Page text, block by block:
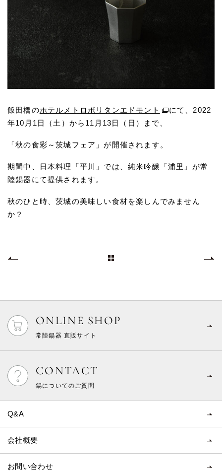
飯田橋のホテルメトロポリタンエドモント
にて、2022
年10月1日（土）から11月13日（日）まで、
「秋の食彩～茨城フェア」が開催されます。
期間中、日本料理「平川」では、純米吟醸「浦里」が常
陸錫器にて提供されます。
秋のひと時、茨城の美味しい食材を楽しんでみません
か？
「いばらきデザインフェアin茨城」出店のお知らせ
ONLINE SHOP
常陸錫器 直販サイト
CONTACT
錫についてのご質問
Q&A
会社概要
お問い合わせ